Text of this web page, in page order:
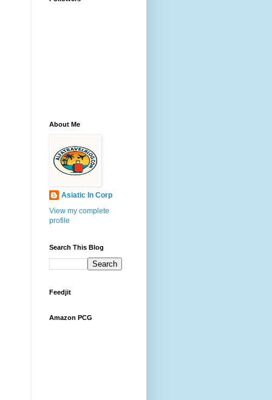
About Me
Asiatic In Corp
View my complete
profile
Search This Blog
Feedjit
Amazon PCG